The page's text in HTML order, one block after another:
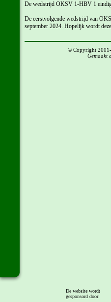
De wedstrijd OKSV 1-HBV 1
De eerstvolgende wedstrijd van
september 2024. Hopelijk wordt
© Copyright
Gemaakt
De website wordt
gesponsord door: